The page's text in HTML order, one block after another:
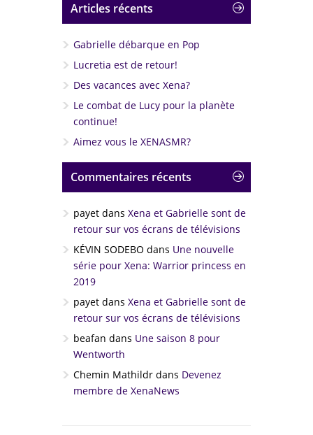
Articles récents
Gabrielle débarque en Pop
Lucretia est de retour!
Des vacances avec Xena?
Le combat de Lucy pour la planète
continue!
Aimez vous le XENASMR?
Commentaires récents
payet dans Xena et Gabrielle sont de
retour sur vos écrans de télévisions
KÉVIN SODEBO dans Une nouvelle
série pour Xena: Warrior princess en
2019
payet dans Xena et Gabrielle sont de
retour sur vos écrans de télévisions
beafan dans Une saison 8 pour
Wentworth
Chemin Mathildr dans Devenez
membre de XenaNews